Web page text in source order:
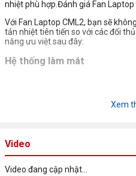
nhiệt phù hợp.Đánh giá Fan Laptop
Với Fan Laptop CML2, bạn sẽ
tản nhiệt tiên tiến so với các đối
năng ưu việt sau đây:
Hệ thống làm mát
Xem
Video
Video đang cập nhật...